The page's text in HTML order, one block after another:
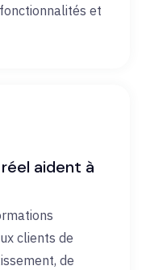
et
aident à
clients de
de